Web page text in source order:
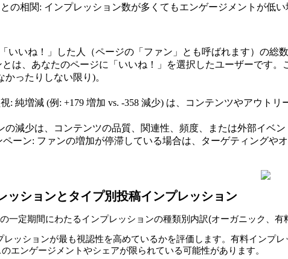
の相関: インプレッション数が多くてもエンゲージメントが低
いいね！」した人（ページの「ファン」とも呼ばれます）の総数
とは、あなたのページに「いいね！」を選択したユーザーです
ったりしない限り)。
: 純増減 (例: +179 増加 vs. -358 減少) は、コンテンツやアウト
の減少は、コンテンツの品質、関連性、頻度、または外部イベ
ーン: ファンの増加が停滞している場合は、ターゲティングや
ッションとタイプ別投稿インプレッション
一定期間にわたるインプレッションの種類別内訳(オーガニック、有
レッションが最も視認性を高めているかを評価します。有料インプ
エンゲージメントやシェアが限られている可能性があります。